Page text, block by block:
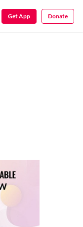
Get App Donate